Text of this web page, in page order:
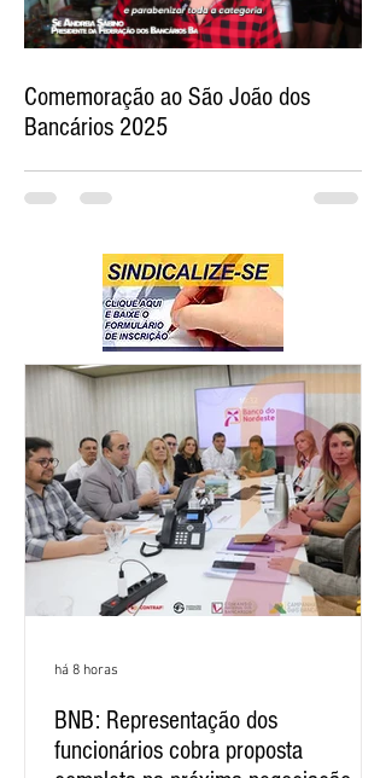
Comemoração ao São João dos
Bancários 2025
BNB: Representação dos
funcionários cobra proposta
há 8 horas